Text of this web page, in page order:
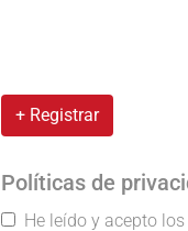
+ Registrar
Políticas de
He leído y acepto los